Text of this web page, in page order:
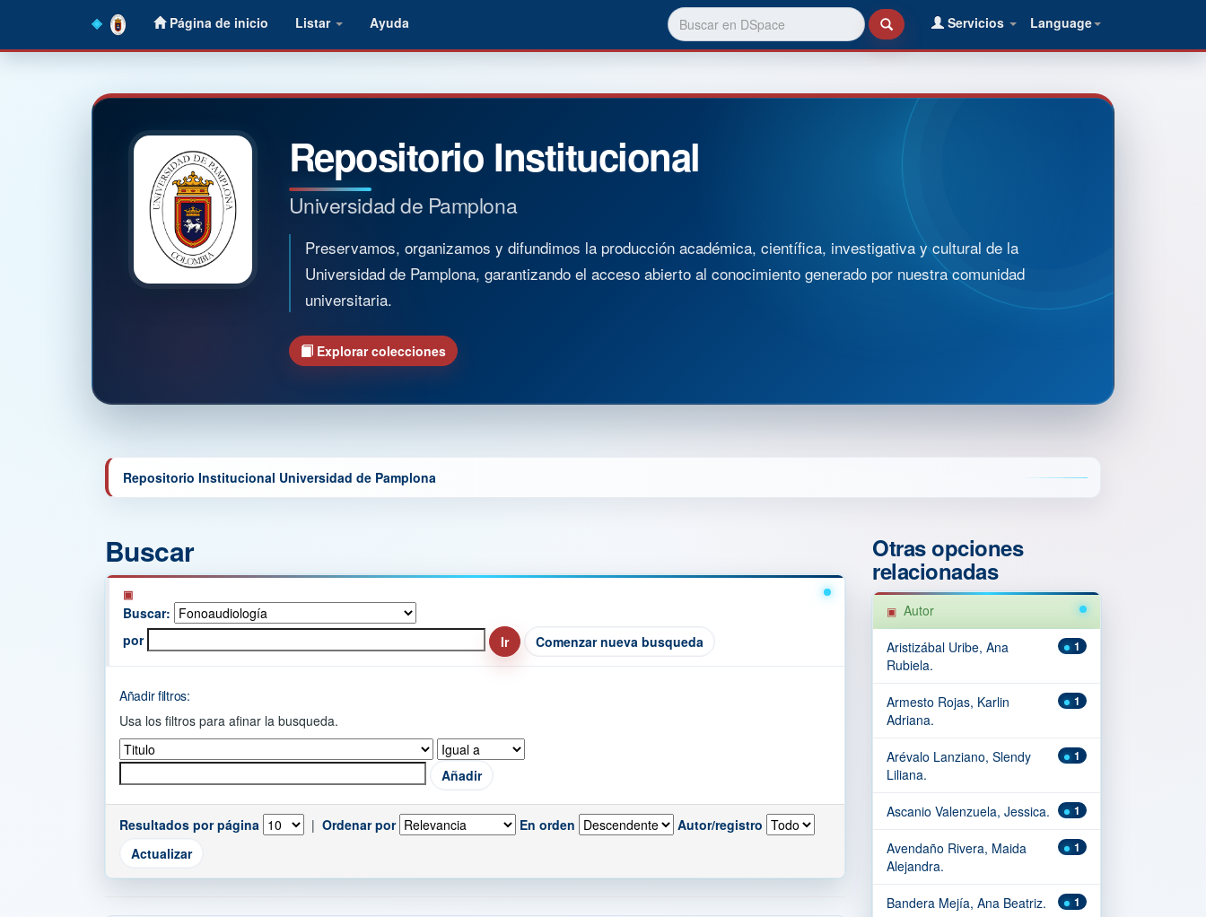
Página de inicio Listar Ayuda Language
Servicios
Repositorio Institucional
Universidad de Pamplona
Preservamos, organizamos y difundimos la producción académica, científica, investigativa y cultural de la
Universidad de Pamplona, garantizando el acceso abierto al conocimiento generado por nuestra comunidad
universitaria.
Explorar colecciones
Repositorio Institucional Universidad de Pamplona
Buscar
Buscar:
por
Comenzar nueva busqueda
Añadir filtros:
Usa los filtros para afinar la busqueda.
Resultados por página | Ordenar por En orden Autor/registro
Otras opciones
relacionadas
Autor
1
Aristizábal Uribe, Ana
Rubiela.
1
Armesto Rojas, Karlin
Adriana.
1
Arévalo Lanziano, Slendy
Liliana.
1
Ascanio Valenzuela, Jessica.
1
Avendaño Rivera, Maida
Alejandra.
1
Bandera Mejía, Ana Beatriz.